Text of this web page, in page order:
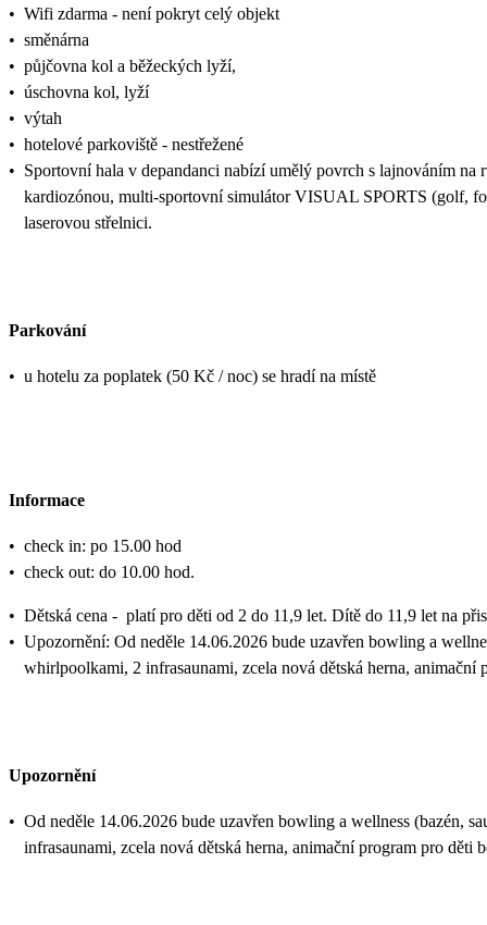
• Wifi zdarma - není pokryt celý objekt
• směnárna
• půjčovna kol a běžeckých lyží,
• úschovna kol, lyží
• výtah
• hotelové parkoviště - nestřežené
• Sportovní hala v depandanci nabízí umělý povrch s lajnováním
kardiozónou, multi-sportovní simulátor VISUAL SPORTS (golf,
laserovou střelnici.
Parkování
• u hotelu za poplatek (50 Kč / noc) se hradí na místě
Informace
• check in: po 15.00 hod
• check out: do 10.00 hod.
• Dětská cena - platí pro děti od 2 do 11,9 let. Dítě do 11,9 let na
• Upozornění: Od neděle 14.06.2026 bude uzavřen bowling a
whirlpoolkami, 2 infrasaunami, zcela nová dětská herna,
Upozornění
• Od neděle 14.06.2026 bude uzavřen bowling a wellness (bazén,
infrasaunami, zcela nová dětská herna, animační program pro